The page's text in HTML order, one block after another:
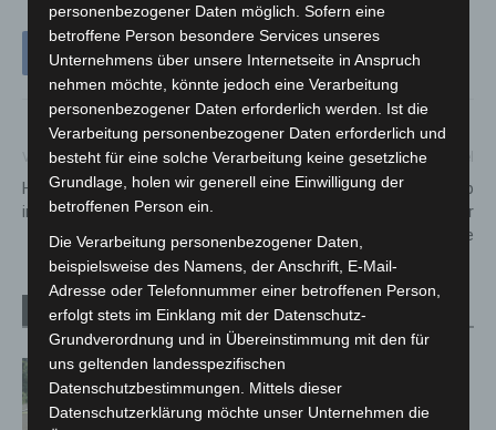
Vorheriger Artikel
Hannover-Wülfel: Großbrand
im Einkaufszentrum
Nächster Artikel
Heinrich-Heine-Straße wird ab
11. Januar 2023 zur
Sackgasse
Verwandte Artikel Mehr vom Autor
Brand im „Haus der Begegnung“ in
Neuwarmbüchen schnell eingedämmt
personenbezogener Daten möglich. Sofern eine
betroffene Person besondere Services unseres
Unternehmens über unsere Internetseite in Anspruch
nehmen möchte, könnte jedoch eine Verarbeitung
personenbezogener Daten erforderlich werden. Ist die
Verarbeitung personenbezogener Daten erforderlich und
besteht für eine solche Verarbeitung keine gesetzliche
Grundlage, holen wir generell eine Einwilligung der
betroffenen Person ein.
Die Verarbeitung personenbezogener Daten,
beispielsweise des Namens, der Anschrift, E-Mail-
Adresse oder Telefonnummer einer betroffenen Person,
erfolgt stets im Einklang mit der Datenschutz-
Grundverordnung und in Übereinstimmung mit den für
uns geltenden landesspezifischen
Datenschutzbestimmungen. Mittels dieser
Datenschutzerklärung möchte unser Unternehmen die